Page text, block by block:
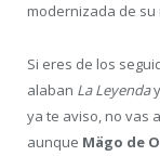
modernizada de su
Si eres de los
alaban La Leyenday
ya te aviso, no vas
aunque Mägo de